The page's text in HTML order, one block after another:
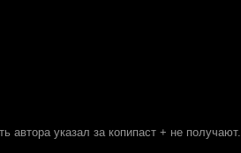
автора указал за копипаст + не получают.